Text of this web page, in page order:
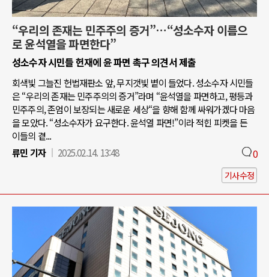
“우리의 존재는 민주주의 증거”…“성소수자 이름으
로 윤석열을 파면한다”
성소수자 시민들 헌재에 윤 파면 촉구 의견서 제출
회색빛 그늘진 헌법재판소 앞, 무지갯빛 볕이 들었다. 성소수자 시민들
은 “우리의 존재는 민주주의의 증거”라며 “윤석열을 파면하고, 평등과
민주주의, 존엄이 보장되는 새로운 세상“을 향해 함께 싸워가겠다 마음
을 모았다. “성소수자가 요구한다. 윤석열 파면!”이라 적힌 피켓을 든
이들의 곁...
류민 기자
2025.02.14. 13:48 0
기사수정